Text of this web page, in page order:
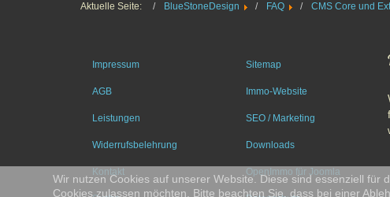
Aktuelle Seite: BlueStoneDesign FAQ CMS Core und
Impressum
AGB
Leistungen
Widerrufsbelehrung
Kontakt
Sitemap
Immo-Website
SEO / Marketing
Downloads
OpenImmo für Joomla
Wir nutzen Cookies auf unserer Website. Diese sind essenziell
Cookies zulassen möchten. Bitte beachten Sie, dass bei einer